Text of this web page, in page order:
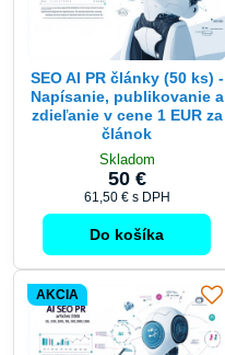
SEO AI PR články (50 ks) -
Napísanie, publikovanie a
zdieľanie v cene 1 EUR za
článok
Skladom
50 €
61,50 € s DPH
Do košíka
AKCIA